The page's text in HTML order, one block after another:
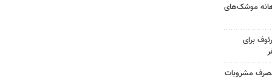
موشک‌های
برای
اثر مصرف مشروبات